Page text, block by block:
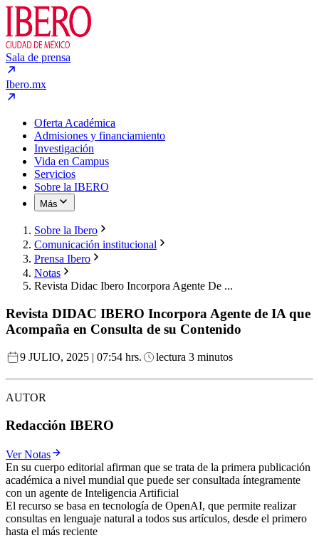
Sala de prensa
Ibero.mx
Oferta Académica
Admisiones y financiamiento
Investigación
Vida en Campus
Servicios
Sobre la IBERO
Más
Sobre la Ibero
Comunicación institucional
Prensa Ibero
Notas
Revista Didac Ibero Incorpora Agente De ...
Revista DIDAC IBERO Incorpora Agente de IA que
Acompaña en Consulta de su Contenido
9 JULIO, 2025 | 07:54 hrs. lectura 3 minutos
AUTOR
Redacción IBERO
Ver Notas
En su cuerpo editorial afirman que se trata de la primera publicación
académica a nivel mundial que puede ser consultada íntegramente
con un agente de Inteligencia Artificial
El recurso se basa en tecnología de OpenAI, que permite realizar
consultas en lenguaje natural a todos sus artículos, desde el primero
hasta el más reciente